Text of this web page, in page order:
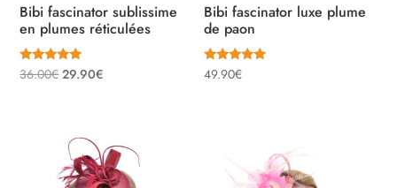
Bibi fascinator sublissime
en plumes réticulées
Note
5.00
36.00€Le
était :
36.00€.
29.90€
est :
29.90€.
Bibi fascinator luxe plume
de paon
Note
5.00
49.90€